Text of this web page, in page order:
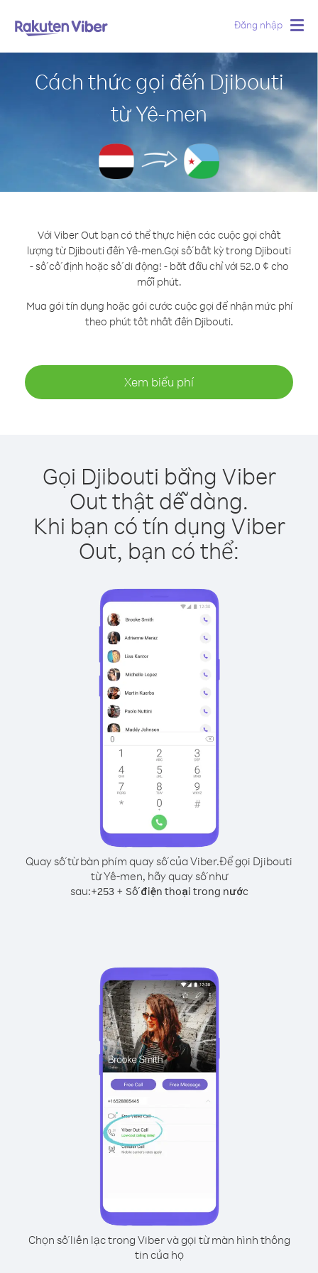
Đăng nhập
Cách thức gọi đến Djibouti
từ Yê-men
Với Viber Out bạn có thể thực hiện các cuộc gọi chất
lượng từ Djibouti đến Yê-men.Gọi số bất kỳ trong Djibouti
- số cố định hoặc số di động! - bắt đầu chỉ với 52.0 ¢ cho
mỗi phút.
Mua gói tín dụng hoặc gói cước cuộc gọi để nhận mức phí
theo phút tốt nhất đến Djibouti.
Xem biểu phí
Gọi Djibouti bằng Viber
Out thật dễ dàng.
Khi bạn có tín dụng Viber
Out, bạn có thể:
Quay số từ bàn phím quay số của Viber.Để gọi Djibouti
từ Yê-men, hãy quay số như
sau:+253+ Số điện thoại trong nước
Chọn số liên lạc trong Viber và gọi từ màn hình thông
tin của họ